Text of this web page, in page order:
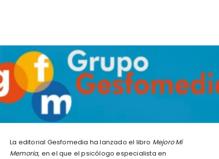
La editorial Gesfomedia ha lanzado el libro Mejoro Mi
Memoria, en el que el psicólogo especialista en